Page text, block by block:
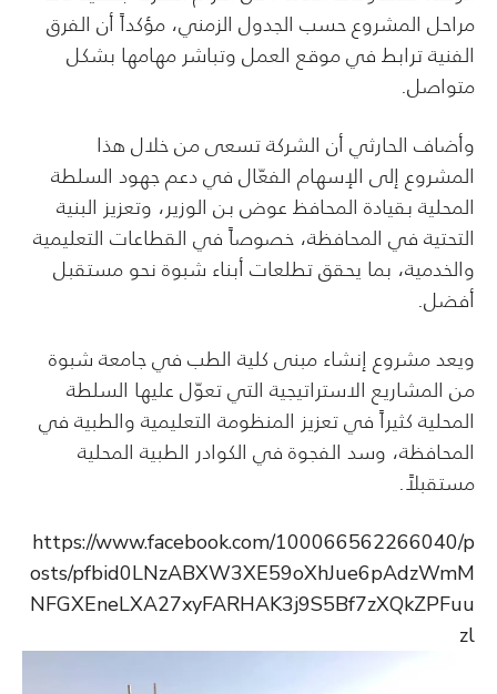
مراحل المشروع حسب الجدول الزمني، مؤكداً أن الفرق
الفنية ترابط في موقع العمل وتباشر مهامها بشكل
متواصل.
وأضاف الحارثي أن الشركة تسعى من خلال هذا
المشروع إلى الإسهام الفعّال في دعم جهود السلطة
المحلية بقيادة المحافظ عوض بن الوزير، وتعزيز البنية
التحتية في المحافظة، خصوصاً في القطاعات التعليمية
والخدمية، بما يحقق تطلعات أبناء شبوة نحو مستقبل
أفضل.
ويعد مشروع إنشاء مبنى كلية الطب في جامعة شبوة
من المشاريع الاستراتيجية التي تعوّل عليها السلطة
المحلية كثيراً في تعزيز المنظومة التعليمية والطبية في
المحافظة، وسد الفجوة في الكوادر الطبية المحلية
مستقبلاً.
https://www.facebook.com/100066562266040/p
osts/pfbid0LNzABXW3XE59oXhJue6pAdzWmM
NFGXEneLXA27xyFARHAK3j9S5Bf7zXQkZPFuu
zl